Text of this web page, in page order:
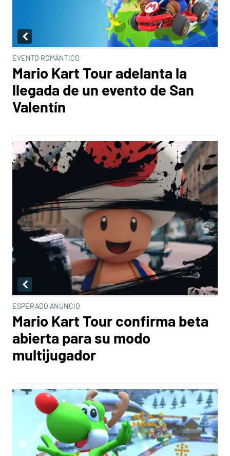
EVENTO ROMÁNTICO
Mario Kart Tour adelanta la
llegada de un evento de San
Valentín
ESPERADO ANUNCIO
Mario Kart Tour confirma beta
abierta para su modo
multijugador